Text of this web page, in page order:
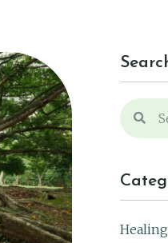
Healing